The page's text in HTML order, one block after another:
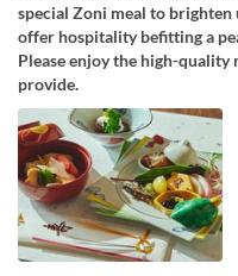
special Zoni meal to
offer hospitality befitting a
Please enjoy the high-
provide.